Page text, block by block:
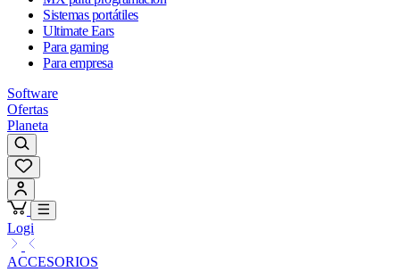
Sistemas portátiles
Ultimate Ears
Para gaming
Para empresa
Software
Ofertas
Planeta
Logi
ACCESORIOS